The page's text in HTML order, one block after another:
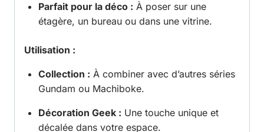
Parfait pour la déco : À poser sur une
étagère, un bureau ou dans une vitrine.
Utilisation :
Collection : À combiner avec d’autres séries
Gundam ou Machiboke.
Décoration Geek : Une touche unique et
décalée dans votre espace.